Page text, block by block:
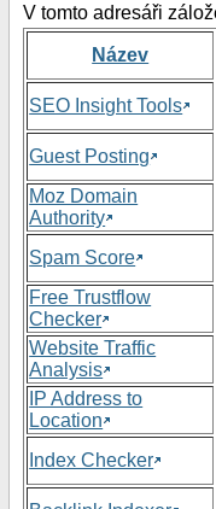
V tomto adresáři
Název
SEO Insight Tools
Guest Posting
Moz Domain
Authority
Spam Score
Free Trustflow
Checker
Website Traffic
Analysis
IP Address to
Location
Index Checker